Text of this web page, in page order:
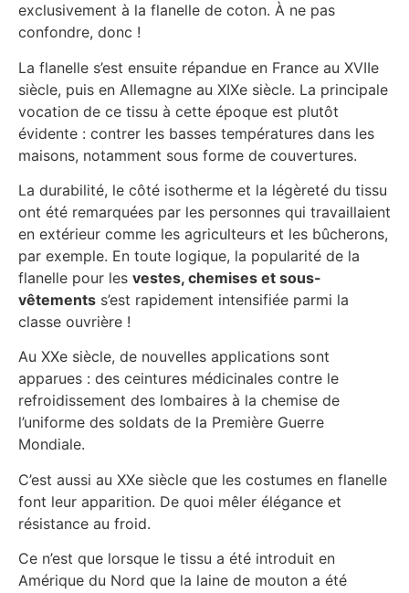
exclusivement à la flanelle de coton. À ne pas
confondre, donc !
La flanelle s’est ensuite répandue en France au XVIIe
siècle, puis en Allemagne au XIXe siècle. La principale
vocation de ce tissu à cette époque est plutôt
évidente : contrer les basses températures dans les
maisons, notamment sous forme de couvertures.
La durabilité, le côté isotherme et la légèreté du tissu
ont été remarquées par les personnes qui travaillaient
en extérieur comme les agriculteurs et les bûcherons,
par exemple. En toute logique, la popularité de la
flanelle pour les vestes, chemises et sous-
vêtements s’est rapidement intensifiée parmi la
classe ouvrière !
Au XXe siècle, de nouvelles applications sont
apparues : des ceintures médicinales contre le
refroidissement des lombaires à la chemise de
l’uniforme des soldats de la Première Guerre
Mondiale.
C’est aussi au XXe siècle que les costumes en flanelle
font leur apparition. De quoi mêler élégance et
résistance au froid.
Ce n’est que lorsque le tissu a été introduit en
Amérique du Nord que la laine de mouton a été